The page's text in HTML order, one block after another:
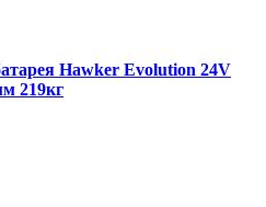
Hawker Evolution 24V
219кг